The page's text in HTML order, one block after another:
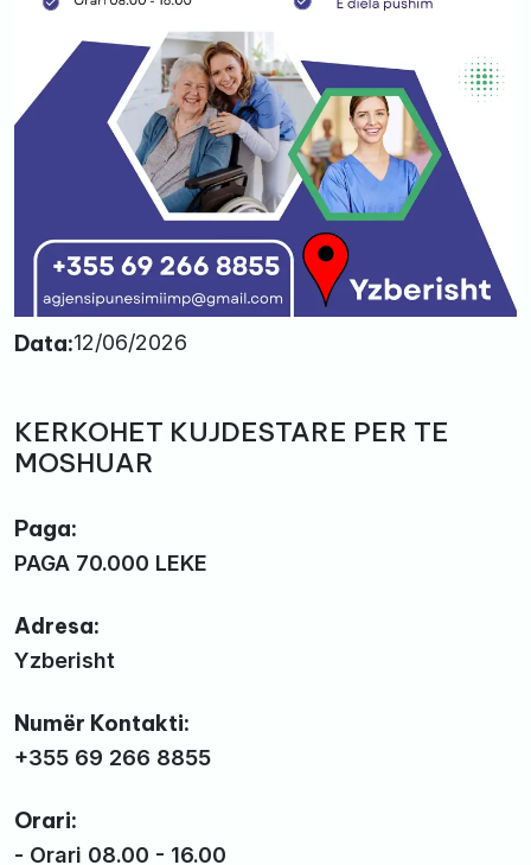
Data:12/06/2026
KERKOHET KUJDESTARE PER TE
MOSHUAR
Paga:
PAGA 70.000 LEKE
Adresa:
Yzberisht
Numër Kontakti:
+355 69 266 8855
Orari:
- Orari 08.00 - 16.00